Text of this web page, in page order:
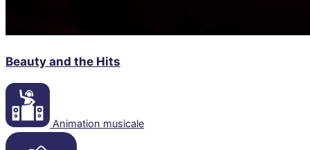
Beauty and the Hits
Animation musicale